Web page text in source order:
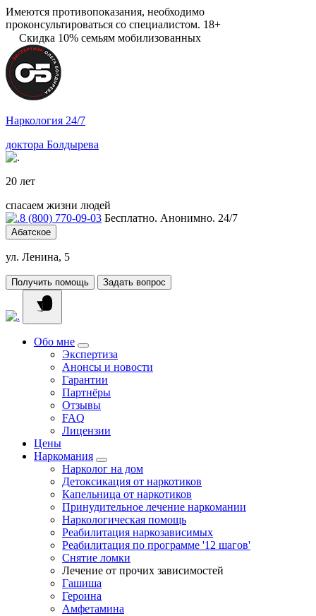
Имеются противопоказания, необходимо
проконсультироваться со специалистом. 18+
Скидка 10% семьям мобилизованных
Наркология 24/7
доктора Болдырева
20 лет
спасаем жизни людей
8 (800) 770-09-03 Бесплатно. Анонимно. 24/7
Абатское
ул. Ленина, 5
Получить помощь Задать вопрос
Обо мне
Экспертиза
Анонсы и новости
Гарантии
Партнёры
Отзывы
FAQ
Лицензии
Цены
Наркомания
Нарколог на дом
Детоксикация от наркотиков
Капельница от наркотиков
Принудительное лечение наркомании
Наркологическая помощь
Реабилитация наркозависимых
Реабилитация по программе '12 шагов'
Снятие ломки
Лечение от прочих зависимостей
Гашиша
Героина
Амфетамина